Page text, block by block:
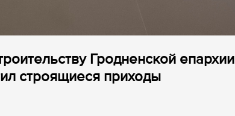
Гродненской епархии
строящиеся приходы